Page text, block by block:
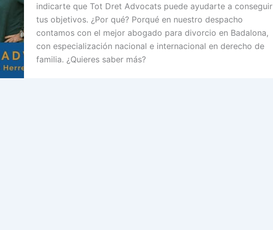
indicarte que Tot Dret Advocats puede ayudarte a conseguir
tus objetivos. ¿Por qué? Porqué en nuestro despacho
contamos con el mejor abogado para divorcio en Badalona,
con especialización nacional e internacional en derecho de
familia. ¿Quieres saber más?